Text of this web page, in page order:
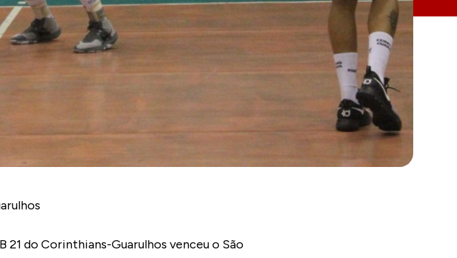
Guarulhos
21 do Corinthians-Guarulhos venceu o São